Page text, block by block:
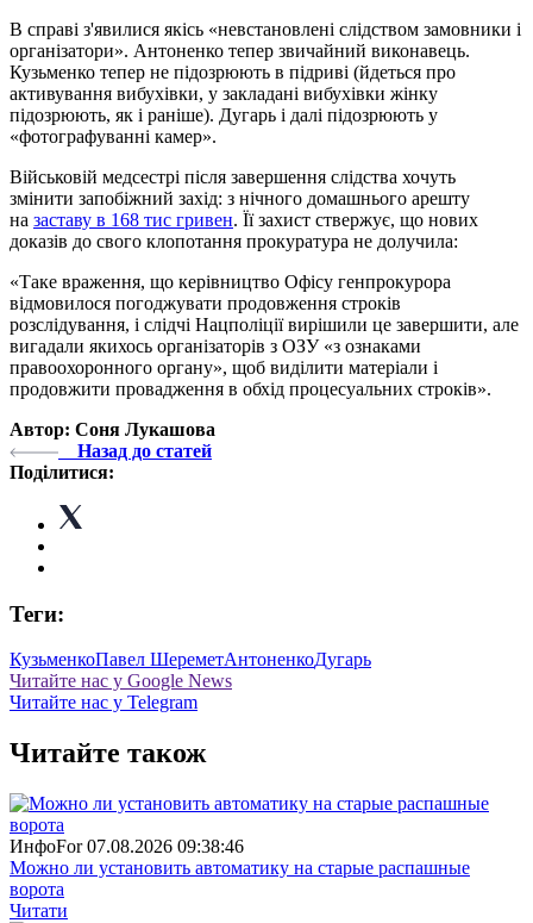
В справі з'явилися якісь «невстановлені слідством замовники і
організатори». Антоненко тепер звичайний виконавець.
Кузьменко тепер не підозрюють в підриві (йдеться про
активування вибухівки, у закладані вибухівки жінку
підозрюють, як і раніше). Дугарь і далі підозрюють у
«фотографуванні камер».
Військовій медсестрі після завершення слідства хочуть
змінити запобіжний захід: з нічного домашнього арешту
на заставу в 168 тис гривен. Її захист ствержує, що нових
доказів до свого клопотання прокуратура не долучила:
«Таке враження, що керівництво Офісу генпрокурора
відмовилося погоджувати продовження строків
розслідування, і слідчі Нацполіції вирішили це завершити, але
вигадали якихось організаторів з ОЗУ «з ознаками
правоохоронного органу», щоб виділити матеріали і
продовжити провадження в обхід процесуальних строків».
Автор: Соня Лукашова
Назад до статей
Поділитися:
Теги:
КузьменкоПавел ШереметАнтоненкоДугарь
Читайте нас у Google News
Читайте нас у Telegram
Читайте також
ИнфоFor 07.08.2026 09:38:46
Можно ли установить автоматику на старые распашные
ворота
Читати